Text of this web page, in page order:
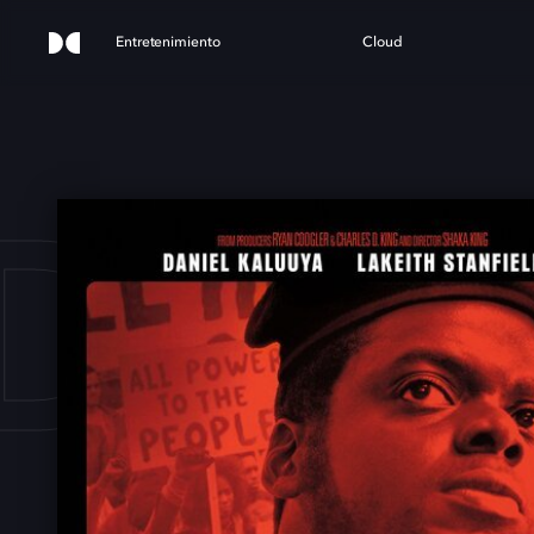
Entretenimiento Cloud